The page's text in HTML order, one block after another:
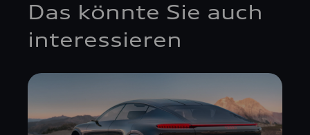
Das könnte Sie auch
interessieren